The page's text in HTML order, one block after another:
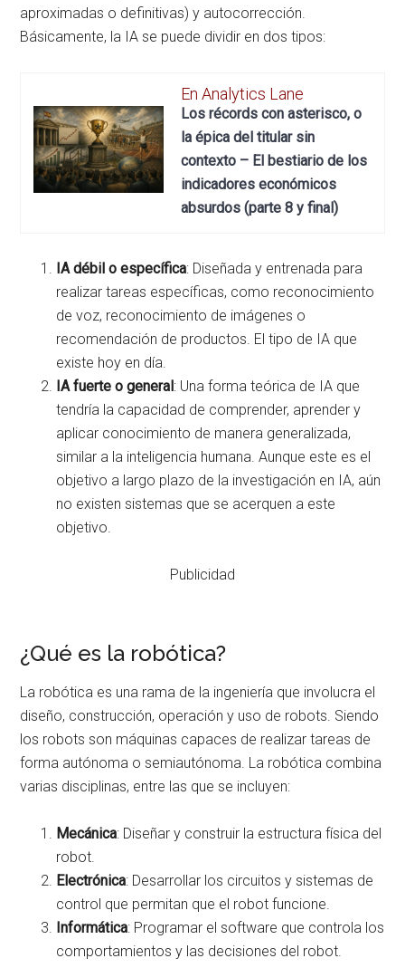
aproximadas o definitivas) y autocorrección.
Básicamente, la IA se puede dividir en dos tipos:
En Analytics Lane
Los récords con asterisco, o
la épica del titular sin
contexto – El bestiario de los
indicadores económicos
absurdos (parte 8 y final)
IA débil o específica: Diseñada y entrenada para
realizar tareas específicas, como reconocimiento
de voz, reconocimiento de imágenes o
recomendación de productos. El tipo de IA que
existe hoy en día.
IA fuerte o general: Una forma teórica de IA que
tendría la capacidad de comprender, aprender y
aplicar conocimiento de manera generalizada,
similar a la inteligencia humana. Aunque este es el
objetivo a largo plazo de la investigación en IA, aún
no existen sistemas que se acerquen a este
objetivo.
Publicidad
¿Qué es la robótica?
La robótica es una rama de la ingeniería que involucra el
diseño, construcción, operación y uso de robots. Siendo
los robots son máquinas capaces de realizar tareas de
forma autónoma o semiautónoma. La robótica combina
varias disciplinas, entre las que se incluyen:
Mecánica: Diseñar y construir la estructura física del
robot.
Electrónica: Desarrollar los circuitos y sistemas de
control que permitan que el robot funcione.
Informática: Programar el software que controla los
comportamientos y las decisiones del robot.